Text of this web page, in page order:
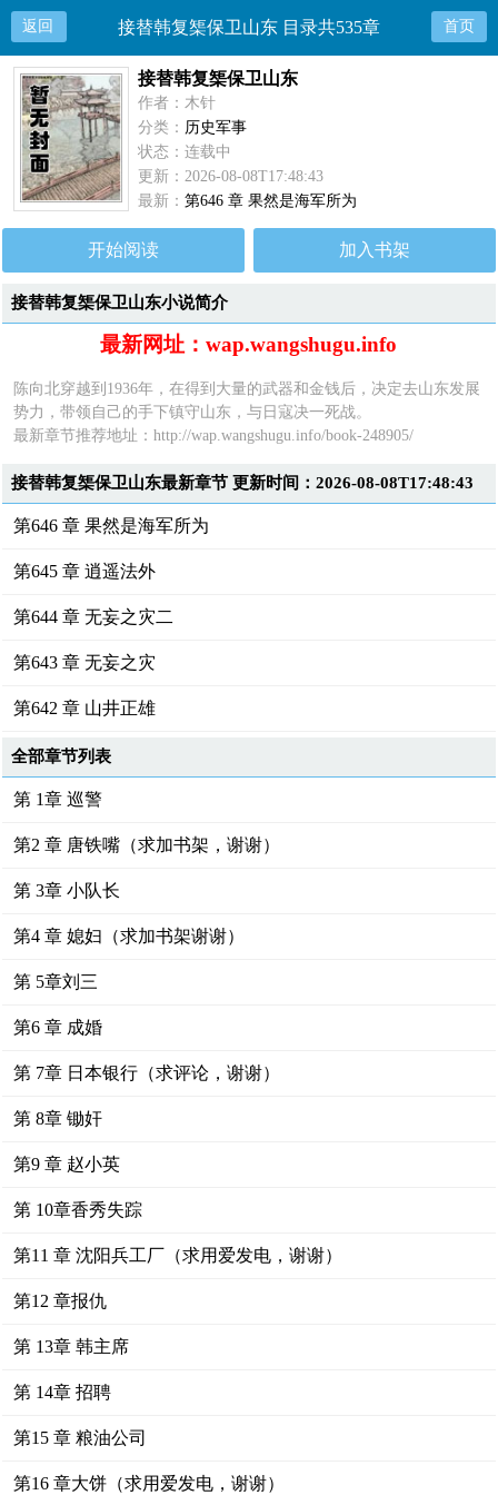
返回 接替韩复榘保卫山东 目录共535章 首页
接替韩复榘保卫山东
作者：木针
分类： 历史军事
状态：连载中
更新：2026-08-08T17:48:43
最新：第646 章 果然是海军所为
开始阅读 加入书架
接替韩复榘保卫山东小说简介
最新网址：wap.wangshugu.info
陈向北穿越到1936年，在得到大量的武器和金钱后，决定去山东发展
势力，带领自己的手下镇守山东，与日寇决一死战。
最新章节推荐地址：http://wap.wangshugu.info/book-248905/
接替韩复榘保卫山东最新章节 更新时间：2026-08-08T17:48:43
第646 章 果然是海军所为
第645 章 逍遥法外
第644 章 无妄之灾二
第643 章 无妄之灾
第642 章 山井正雄
全部章节列表
第 1章 巡警
第2 章 唐铁嘴（求加书架，谢谢）
第 3章 小队长
第4 章 媳妇（求加书架谢谢）
第 5章刘三
第6 章 成婚
第 7章 日本银行（求评论，谢谢）
第 8章 锄奸
第9 章 赵小英
第 10章香秀失踪
第11 章 沈阳兵工厂（求用爱发电，谢谢）
第12 章报仇
第 13章 韩主席
第 14章 招聘
第15 章 粮油公司
第16 章大饼（求用爱发电，谢谢）